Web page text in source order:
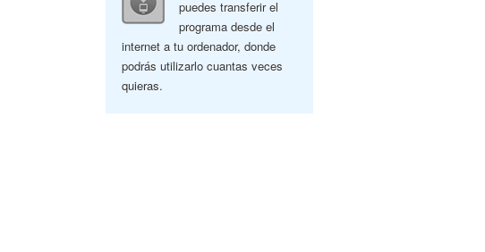
puedes transferir el
programa desde el
internet a tu ordenador, donde
podrás utilizarlo cuantas veces
quieras.